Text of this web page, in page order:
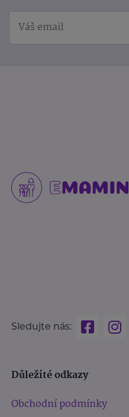
Sledujte nás:
Důležité odkazy
Obchodní podmínky